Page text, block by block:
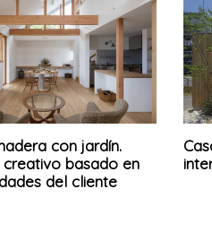
con jardín.
basado en
del cliente